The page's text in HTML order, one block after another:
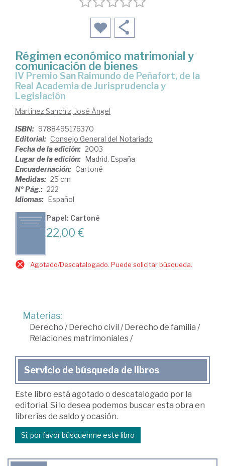
Régimen económico matrimonial y
comunicación de bienes
Real Academia de Jurisprudencia y
Legislación
Martínez Sanchiz, José Ángel
ISBN: 9788495176370
Editorial: Consejo General del Notariado
Fecha de la edición: 2003
Lugar de la edición: Madrid. España
Encuadernación: Cartoné
Medidas: 25 cm
Nº Pág.: 222
Idiomas: Español
Papel: Cartoné
22,00 €
Agotado/Descatalogado. Puede solicitar búsqueda.
Materias:
Derecho /Derecho civil /Derecho de familia /
Relaciones matrimoniales/
Servicio de búsqueda de libros
Este libro está agotado o descatalogado por la
editorial. Si lo desea podemos buscar esta obra en
librerías de saldo y ocasión.
Sí, por favor búsquenme este libro